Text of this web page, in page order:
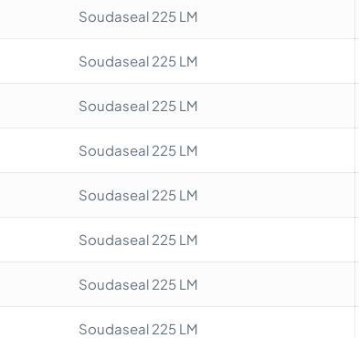
Soudaseal 225 LM
Soudaseal 225 LM
Soudaseal 225 LM
Soudaseal 225 LM
Soudaseal 225 LM
Soudaseal 225 LM
Soudaseal 225 LM
Soudaseal 225 LM